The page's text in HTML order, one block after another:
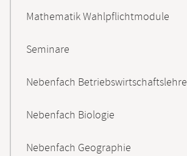
Mathematik Wahlpflichtmodule
Seminare
Nebenfach Betriebswirtschaftslehre
Nebenfach Biologie
Nebenfach Geographie